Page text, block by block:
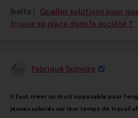
Įkelta į
Quelles solutions pour
trouve sa place dans la société ?
Pasiūlymas:Fabrique Spinoza
turinys:
Il faut créer un droit opposable pour
jeunes salariés sur leur temps de travail
pasiskirstė
taip: